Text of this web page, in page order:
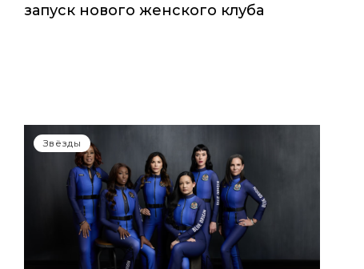
запуск нового женского клуба
Звёзды